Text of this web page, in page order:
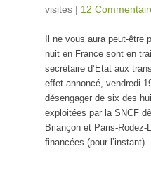
visites | 12
Il ne vous aura peut-être
nuit en France sont en
secrétaire d’Etat aux
effet annoncé, vendredi
désengager de six des
exploitées par la SNCF
Briançon et Paris-Rodez-
financées (pour l’instant).